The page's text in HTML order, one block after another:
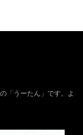
「うーたん」です。よ